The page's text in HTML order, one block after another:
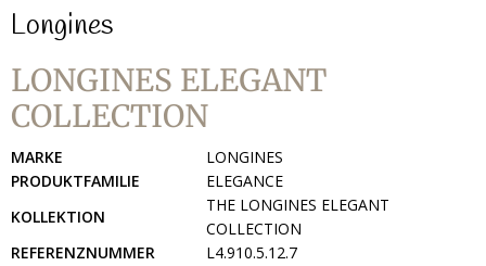
Longines
LONGINES ELEGANT
COLLECTION
MARKE
LONGINES
PRODUKTFAMILIE
ELEGANCE
KOLLEKTION
THE LONGINES ELEGANT
COLLECTION
REFERENZNUMMER
L4.910.5.12.7